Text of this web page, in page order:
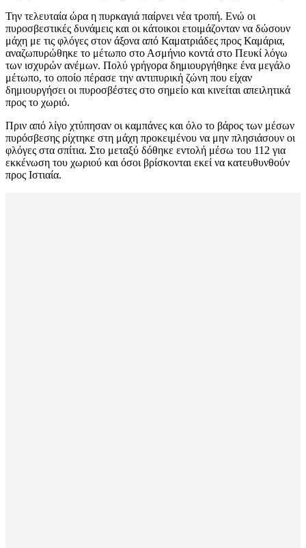
Την τελευταία ώρα η πυρκαγιά παίρνει νέα τροπή. Ενώ οι
πυροσβεστικές δυνάμεις και οι κάτοικοι ετοιμάζονταν να δώσουν
μάχη με τις φλόγες στον άξονα από Καματριάδες προς Καμάρια,
αναζωπυρώθηκε το μέτωπο στο Ασμήνιο κοντά στο Πευκί λόγω
των ισχυρών ανέμων. Πολύ γρήγορα δημιουργήθηκε ένα μεγάλο
μέτωπο, το οποίο πέρασε την αντιπυρική ζώνη που είχαν
δημιουργήσει οι πυροσβέστες στο σημείο και κινείται απειλητικά
προς το χωριό.
Πριν από λίγο χτύπησαν οι καμπάνες και όλο το βάρος των μέσων
πυρόσβεσης ρίχτηκε στη μάχη προκειμένου να μην πλησιάσουν οι
φλόγες στα σπίτια. Στο μεταξύ δόθηκε εντολή μέσω του 112 για
εκκένωση του χωριού και όσοι βρίσκονται εκεί να κατευθυνθούν
προς Ιστιαία.